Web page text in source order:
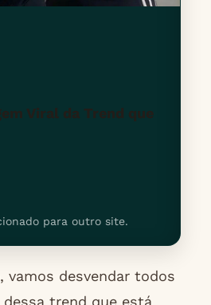
Viral da Trend que
para outro site.
vamos desvendar todos
trend que está